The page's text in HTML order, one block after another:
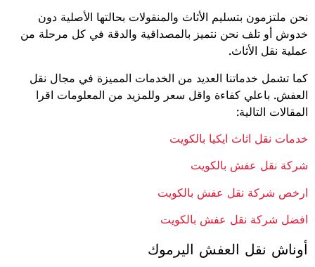
نحن ملتزمون بتسليم الأثاث والمنقولات بحالتها الأصلية دون
خدوش أو تلف نحن نتميز بالمصداقية والدقة في كل مرحلة من
عملية نقل الأثاث.
كما تشمل خدماتنا العديد من الخدمات المميزة في مجال نقل
العفش. باعلي كفاءة واقل سعر وللمزيد من المعلومات اقرا
المقالات التالية:
خدمات نقل اثاث ايكيا بالكويت
شركة نقل عفش بالكويت
ارخص شركة نقل عفش بالكويت
افضل شركة نقل عفش بالكويت
أوناش نقل العفش اليرموك